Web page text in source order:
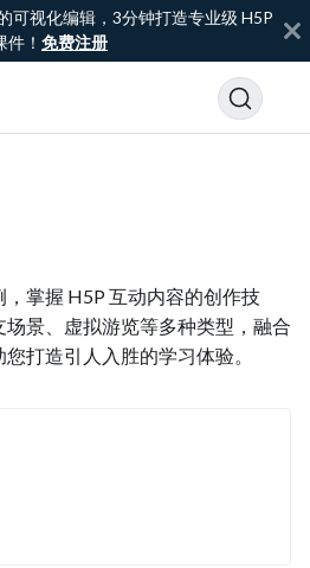
可视化编辑，3分钟打造专业级 H5P
件！ 免费注册
掌握 H5P 互动内容的创作技
景、虚拟游览等多种类型，融合
打造引人入胜的学习体验。